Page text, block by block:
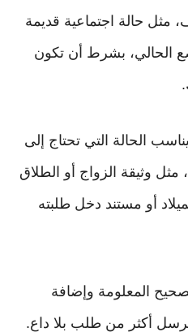
مثل حالة اجتماعية قديمة
الحالي، بشرط أن تكون
الحالة التي تحتاج إلى
مثل وثيقة الزواج أو الطلاق
أو مستند دخل طلبته
المعلومة وإضافة
ترسل أكثر من طلب بلا داعٍ.